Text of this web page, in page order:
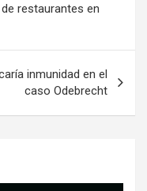
restaurantes en
inmunidad en el
caso Odebrecht